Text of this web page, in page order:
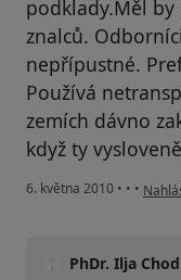
podklady.Měl by
znalců.
nepřípustné.
Používá
zemích dávno
když ty
6. května 2010 • • • podle
PhDr. Ilja